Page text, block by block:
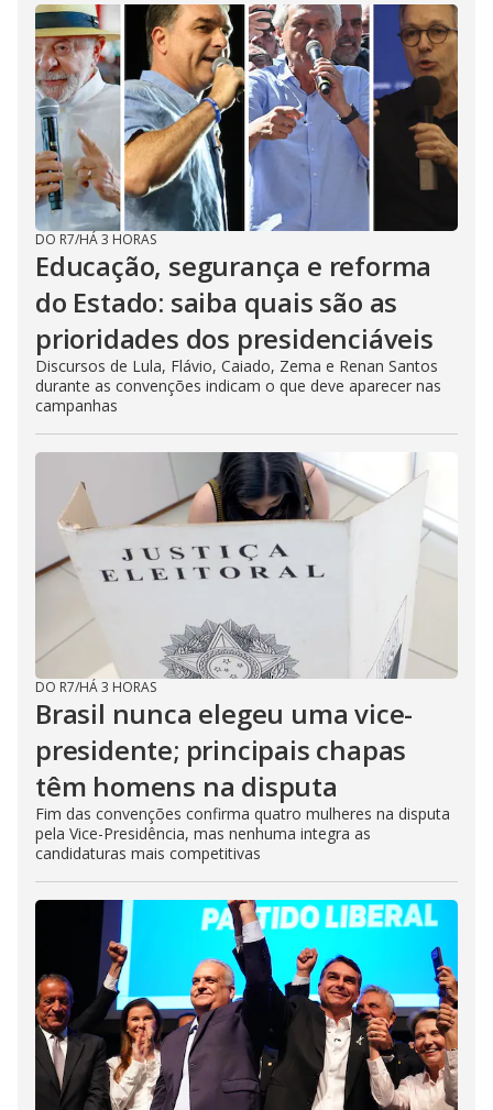
DO R7/HÁ 3 HORAS
Educação, segurança e reforma
do Estado: saiba quais são as
prioridades dos presidenciáveis
Discursos de Lula, Flávio, Caiado, Zema e Renan Santos
durante as convenções indicam o que deve aparecer nas
campanhas
DO R7/HÁ 3 HORAS
Brasil nunca elegeu uma vice-
presidente; principais chapas
têm homens na disputa
Fim das convenções confirma quatro mulheres na disputa
pela Vice-Presidência, mas nenhuma integra as
candidaturas mais competitivas